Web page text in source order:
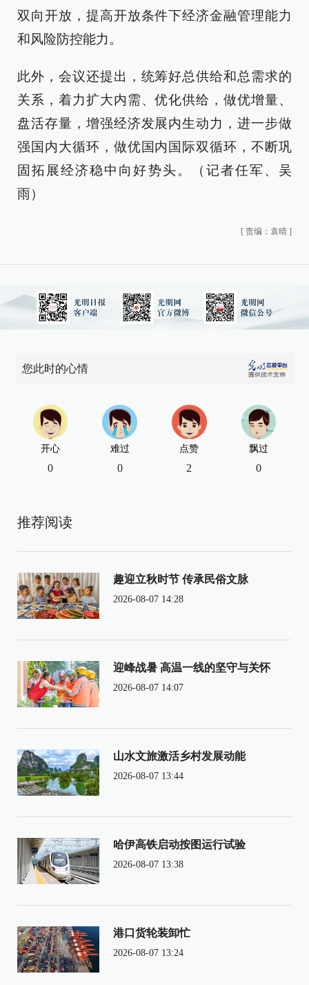
双向开放，提高开放条件下经济金融管理能力
和风险防控能力。
此外，会议还提出，统筹好总供给和总需求的
关系，着力扩大内需、优化供给，做优增量、
盘活存量，增强经济发展内生动力，进一步做
强国内大循环，做优国内国际双循环，不断巩
固拓展经济稳中向好势头。（记者任军、吴
雨）
[ 责编：袁晴 ]
您此时的心情
开心
0
难过
0
点赞
2
飘过
0
推荐阅读
趣迎立秋时节 传承民俗文脉
2026-08-07 14:28
迎峰战暑 高温一线的坚守与关怀
2026-08-07 14:07
山水文旅激活乡村发展动能
2026-08-07 13:44
哈伊高铁启动按图运行试验
2026-08-07 13:38
港口货轮装卸忙
2026-08-07 13:24